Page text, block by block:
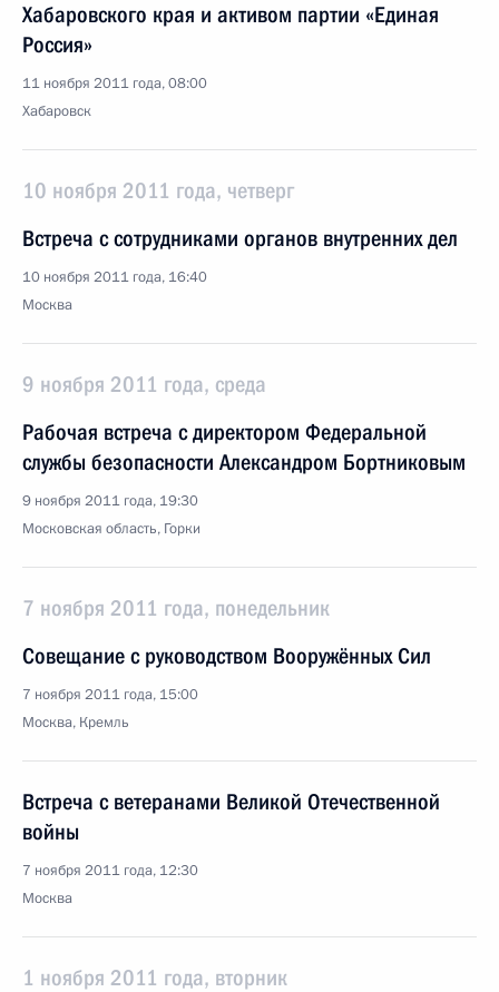
Хабаровского края и активом партии «Единая
Россия»
11 ноября 2011 года, 08:00
Хабаровск
10 ноября 2011 года, четверг
Встреча с сотрудниками органов внутренних дел
10 ноября 2011 года, 16:40
Москва
9 ноября 2011 года, среда
Рабочая встреча с директором Федеральной
службы безопасности Александром Бортниковым
9 ноября 2011 года, 19:30
Московская область, Горки
7 ноября 2011 года, понедельник
Совещание с руководством Вооружённых Сил
7 ноября 2011 года, 15:00
Москва, Кремль
Встреча с ветеранами Великой Отечественной
войны
7 ноября 2011 года, 12:30
Москва
1 ноября 2011 года, вторник